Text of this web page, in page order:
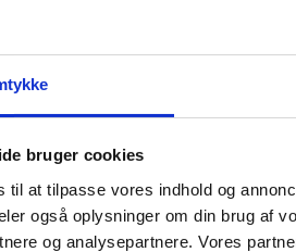
bruger cookies
til at tilpasse vores indhold og
også oplysninger om din brug af
og analysepartnere. Vores
Kundeservice
Kontakt
Returvarer
Betingelser og garanti
Cookie info